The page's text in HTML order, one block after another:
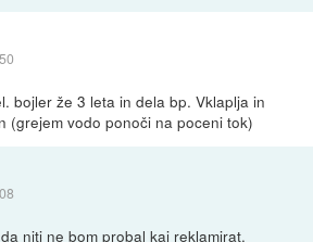
bojler že 3 leta in dela bp. Vklaplja in
(grejem vodo ponoči na poceni tok)
niti ne bom probal kaj reklamirat.